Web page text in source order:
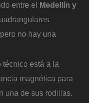
entre el Medellín y
no hay una
está a la
magnética para
una de sus rodillas.